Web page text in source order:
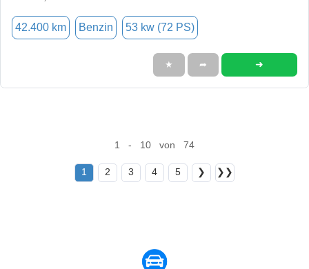
42.400 km Benzin 53 kw (72 PS)
★ ➦ ➜
1 - 10 von 74
1 2 3 4 5 ❯ ❯❯